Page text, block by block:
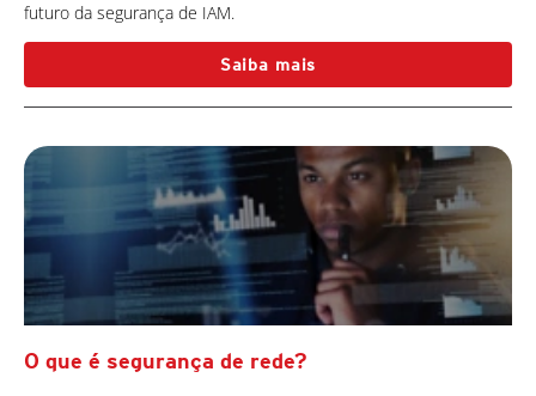
futuro da segurança de IAM.
Saiba mais
O que é segurança de rede?